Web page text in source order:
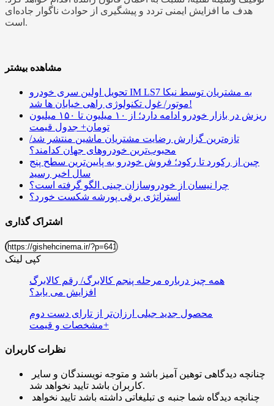
هدف ما افزایش ایمنی تردد و پیشگیری از حوادث ناگوار جاده‌ای
است.
مشاهده بیشتر
تحویل اولین سری خودرو IM LS7 به مشتریان توسط نیکا
موتور/ غول تکنولوژی راهی خیابان ها شد!
ریزش در بازار خودرو ادامه دارد؛ از ۱۰ میلیون تا ۱۵۰ میلیون
تومان+ جدول قیمت
تازه‌ترین گزارش رضایت مشتریان ماشین منتشر شد/
محبوب‌ترین خودروهای جهان کدامند؟
چین از رکورد تا رکود؛ فروش خودرو به پایین‌ترین سطح پنج
سال اخیر رسید
چرا نیسان از خودروسازان چینی الگو گرفته است؟
استراتژی برقی پورشه شکست خورد؟
اشتراک گذاری
کپی لینک
همه چیز درباره مرحله پنجم کالابرگ/ رقم کالابرگ
افزایش می یابد؟
محصول جدید جیلی ارزان‌تر از تارای دست دوم
+مشخصات و قیمت
نظرات کاربران
کاربران باشد تایید نخواهد شد.